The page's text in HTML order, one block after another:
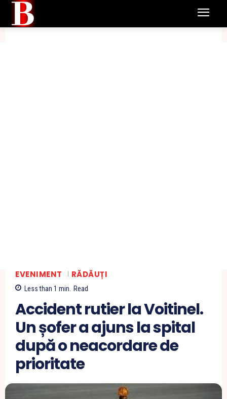
EVENIMENT RĂDĂUȚI
Less than 1 min. Read
Accident rutier la Voitinel.
Un șofer a ajuns la spital
după o neacordare de
prioritate